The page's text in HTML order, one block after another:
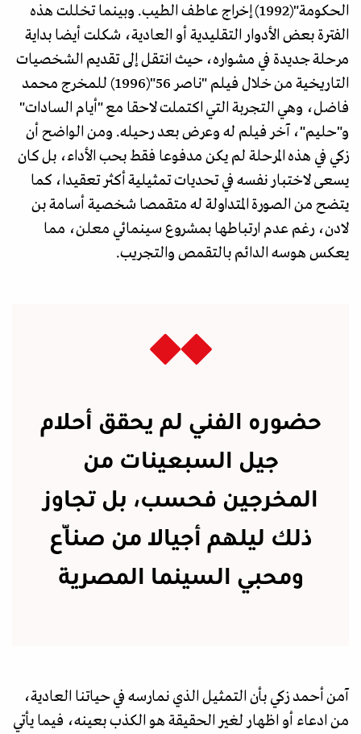
الحكومة"(1992) إخراج عاطف الطيب. وبينما تخللت هذه
الفترة بعض الأدوار التقليدية أو العادية، شكلت أيضا بداية
مرحلة جديدة في مشواره، حيث انتقل إلى تقديم الشخصيات
التاريخية من خلال فيلم "ناصر 56"(1996) للمخرج محمد
فاضل، وهي التجربة التي اكتملت لاحقا مع "أيام السادات"
و"حليم"، آخر فيلم له وعرض بعد رحيله. ومن الواضح أن
زكي في هذه المرحلة لم يكن مدفوعا فقط بحب الأداء، بل كان
يسعى لاختبار نفسه في تحديات تمثيلية أكثر تعقيدا، كما
يتضح من الصورة المتداولة له متقمصا شخصية أسامة بن
لادن، رغم عدم ارتباطها بمشروع سينمائي معلن، مما
يعكس هوسه الدائم بالتقمص والتجريب.
حضوره الفني لم يحقق أحلام
جيل السبعينات من
المخرجين فحسب، بل تجاوز
ذلك ليلهم أجيالا من صنّاع
ومحبي السينما المصرية
آمن أحمد زكي بأن التمثيل الذي نمارسه في حياتنا العادية،
من ادعاء أو اظهار لغير الحقيقة هو الكذب بعينه، فيما يأتي